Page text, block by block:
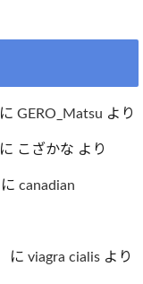
に GERO_Matsu より
に こざかな より
に canadian
に viagra cialis より